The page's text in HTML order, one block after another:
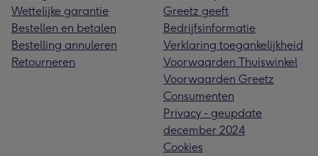
Wettelijke garantie
Bestellen en betalen
Bestelling annuleren
Retourneren
Greetz geeft
Bedrijfsinformatie
Verklaring toegankelijkheid
Voorwaarden Thuiswinkel
Voorwaarden Greetz
Consumenten
Privacy - geupdate
december 2024
Cookies